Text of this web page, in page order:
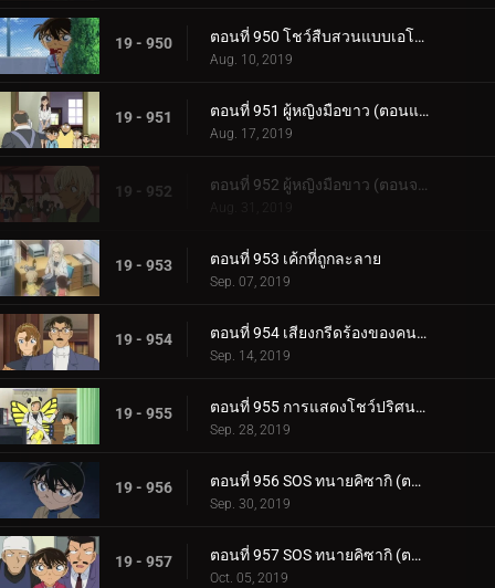
19 - 950 ตอนที่ 950 โชว์สืบสวนแบบเอโดะข้างบ้าน (ตอนจบ)
Aug. 10, 2019
19 - 951 ตอนที่ 951 ผู้หญิงมือขาว (ตอนแรก)
Aug. 17, 2019
19 - 952 ตอนที่ 952 ผู้หญิงมือขาว (ตอนจบ)
Aug. 31, 2019
19 - 953 ตอนที่ 953 เค้กที่ถูกละลาย
Sep. 07, 2019
19 - 954 ตอนที่ 954 เสียงกรีดร้องของคนร้ายตัวจริง
Sep. 14, 2019
19 - 955 ตอนที่ 955 การแสดงโชว์ปริศนาในห้องที่ถูกล็อก
Sep. 28, 2019
19 - 956 ตอนที่ 956 SOS ทนายคิซากิ (ตอนแรก)
Sep. 30, 2019
19 - 957 ตอนที่ 957 SOS ทนายคิซากิ (ตอนจบ)
Oct. 05, 2019